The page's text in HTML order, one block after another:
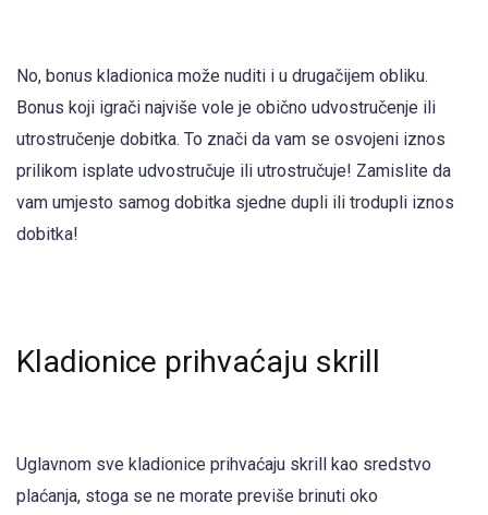
No, bonus kladionica može nuditi i u drugačijem obliku.
Bonus koji igrači najviše vole je obično udvostručenje ili
utrostručenje dobitka. To znači da vam se osvojeni iznos
prilikom isplate udvostručuje ili utrostručuje! Zamislite da
vam umjesto samog dobitka sjedne dupli ili trodupli iznos
dobitka!
Kladionice prihvaćaju skrill
Uglavnom sve kladionice prihvaćaju skrill kao sredstvo
plaćanja, stoga se ne morate previše brinuti oko